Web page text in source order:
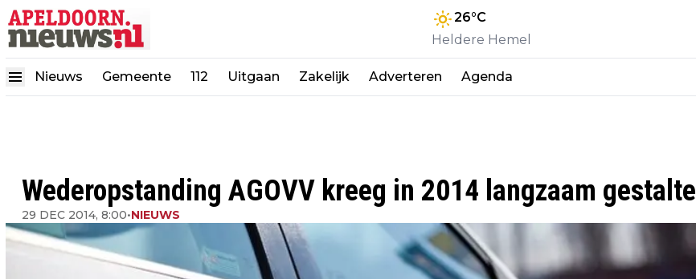
26°C
Heldere Hemel
Nieuws Gemeente 112 Uitgaan Zakelijk Adverteren Agenda
Wederopstanding AGOVV kreeg in 2014 langzaam gestalte
29 DEC 2014, 8:00•NIEUWS